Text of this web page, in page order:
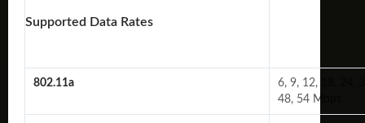
Supported Data Rates
802.11a
6, 9, 12, 18, 24,
48, 54 Mbps